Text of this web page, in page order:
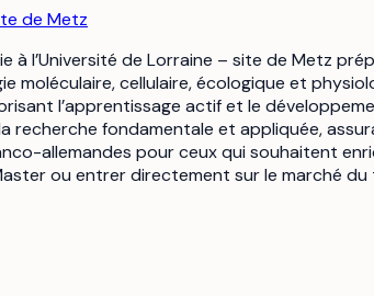
de Metz
à l’Université de Lorraine – site de Metz
moléculaire, cellulaire, écologique et
l’apprentissage actif et le
recherche fondamentale et appliquée,
allemandes pour ceux qui souhaitent
ou entrer directement sur le marché